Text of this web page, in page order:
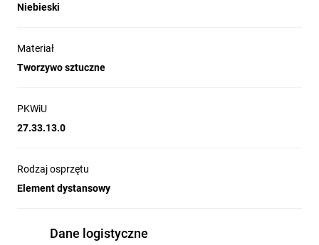
Montaż w ścianach i sufitach z izolacją termiczną w celu
Stosowanie przy instalacjach z lampami halogenowymi i
LED, gdzie wymagane jest zachowanie bezpiecznej
Wykorzystanie przy modernizacji i wymianie opraw w
budynkach mieszkalnych oraz obiektach użyteczności
publicznej, gdzie zachowanie dystansu zwiększa
Niebieski
Materiał
Tworzywo sztuczne
PKWiU
27.33.13.0
Rodzaj osprzętu
Element dystansowy
Dane logistyczne